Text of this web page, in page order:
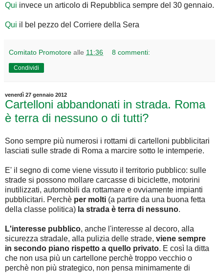
Qui invece un articolo di Repubblica sempre del 30 gennaio.
Qui il bel pezzo del Corriere della Sera
Comitato Promotore alle 11:36 8 commenti:
Condividi
venerdì 27 gennaio 2012
Cartelloni abbandonati in strada. Roma
è terra di nessuno o di tutti?
Sono sempre più numerosi i rottami di cartelloni pubblicitari
lasciati sulle strade di Roma a marcire sotto le intemperie.
E' il segno di come viene vissuto il territorio pubblico: sulle
strade si possono mollare carcasse di biciclette, motorini
inutilizzati, automobili da rottamare e ovviamente impianti
pubblicitari. Perchè per molti (a partire da una buona fetta
della classe politica) la strada è terra di nessuno.
L'interesse pubblico, anche l'interesse al decoro, alla
sicurezza stradale, alla pulizia delle strade, viene sempre
in secondo piano rispetto a quello privato. E così la ditta
che non usa più un cartellone perchè troppo vecchio o
perchè non più strategico, non pensa minimamente di